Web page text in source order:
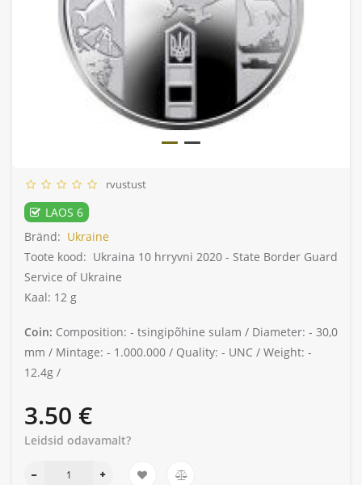
rvustust
LAOS 6
Bränd: Ukraine
Toote kood: Ukraina 10 hrryvni 2020 - State Border Guard
Service of Ukraine
Kaal: 12 g
Coin: Composition: - tsingipõhine sulam / Diameter: - 30,0
mm / Mintage: - 1.000.000 / Quality: - UNC / Weight: -
12.4g /
3.50 €
Leidsid odavamalt?